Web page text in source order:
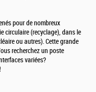
pour de nombreux
circulaire (recyclage), dans le
ou autres). Cette grande
recherchez un poste
variées?